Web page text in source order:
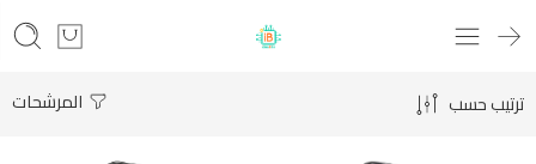
المرشحات ترتيب حسب